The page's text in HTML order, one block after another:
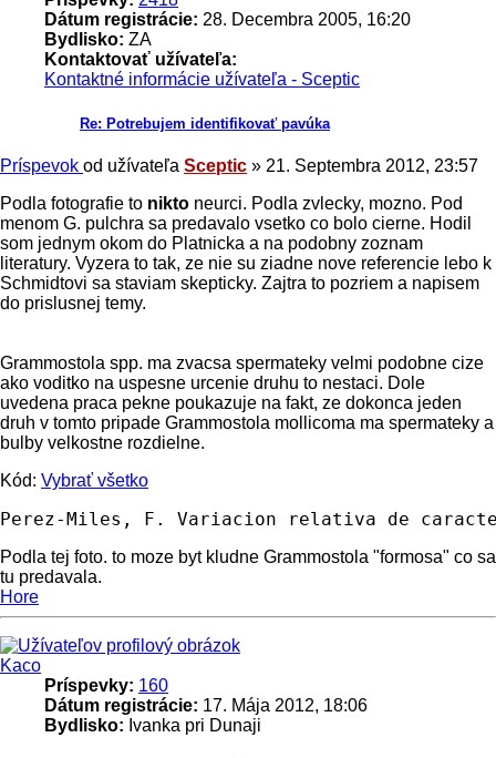
Dátum registrácie: 28. Decembra 2005, 16:20
Bydlisko: ZA
Kontaktovať užívateľa:
Kontaktné informácie užívateľa - Sceptic
Re: Potrebujem identifikovať pavúka
Príspevok od užívateľa Sceptic » 21. Septembra 2012, 23:57
Podla fotografie to nikto neurci. Podla zvlecky, mozno. Pod
menom G. pulchra sa predavalo vsetko co bolo cierne. Hodil
som jednym okom do Platnicka a na podobny zoznam
literatury. Vyzera to tak, ze nie su ziadne nove referencie lebo k
Schmidtovi sa staviam skepticky. Zajtra to pozriem a napisem
do prislusnej temy.
Grammostola spp. ma zvacsa spermateky velmi podobne cize
ako voditko na uspesne urcenie druhu to nestaci. Dole
uvedena praca pekne poukazuje na fakt, ze dokonca jeden
druh v tomto pripade Grammostola mollicoma ma spermateky a
bulby velkostne rozdielne.
Kód: Vybrať všetko
Perez-Miles, F. Variacion relativa de
Podla tej foto. to moze byt kludne Grammostola "formosa" co sa
tu predavala.
Hore
Kaco
Príspevky: 160
Dátum registrácie: 17. Mája 2012, 18:06
Bydlisko: Ivanka pri Dunaji